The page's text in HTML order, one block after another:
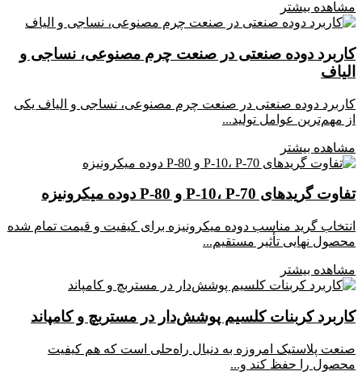
مشاهده بیشتر
کاربرد دوده صنعتی در صنعت چرم مصنوعی، نساجی و
الیاف
کاربرد دوده صنعتی در صنعت چرم مصنوعی، نساجی و الیاف یکی
از مهم‌ترین عوامل تولید...
مشاهده بیشتر
تفاوت گریدهای P-10، P-70 و P-80 دوده میکرونیزه
انتخاب گرید مناسب دوده میکرونیزه برای کیفیت و قیمت تمام شده
محصول نهایی تأثیر مستقیم...
مشاهده بیشتر
کاربرد کربنات کلسیم پوشش‌دار در مستربچ و کامپاند
صنعت پلاستیک امروزه به دنبال راه‌حلی است که هم کیفیت
محصول را حفظ کند و...